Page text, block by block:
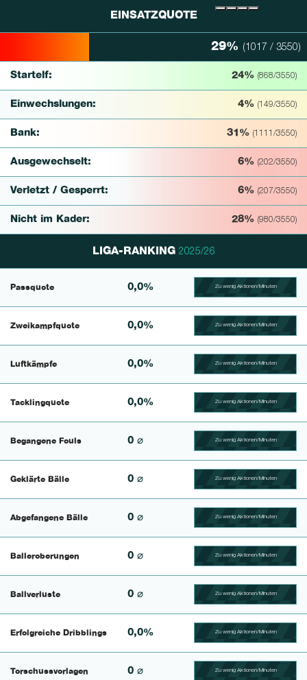
EINSATZQUOTE
29% (1017 / 3550)
Startelf: 24% (868/3550)
Einwechslungen: 4% (149/3550)
Bank: 31% (1111/3550)
Ausgewechselt: 6% (202/3550)
Verletzt / Gesperrt: 6% (207/3550)
Nicht im Kader: 28% (980/3550)
LIGA-RANKING 2025/26
Passquote 0,0% Zu wenig Aktionen/Minuten
Zweikampfquote 0,0% Zu wenig Aktionen/Minuten
Luftkämpfe 0,0% Zu wenig Aktionen/Minuten
Tacklingquote 0,0% Zu wenig Aktionen/Minuten
Begangene Fouls 0 ⌀ Zu wenig Aktionen/Minuten
Geklärte Bälle 0 ⌀ Zu wenig Aktionen/Minuten
Abgefangene Bälle 0 ⌀ Zu wenig Aktionen/Minuten
Balleroberungen 0 ⌀ Zu wenig Aktionen/Minuten
Ballverluste 0 ⌀ Zu wenig Aktionen/Minuten
Erfolgreiche Dribblings 0,0% Zu wenig Aktionen/Minuten
Torschussvorlagen 0 ⌀ Zu wenig Aktionen/Minuten